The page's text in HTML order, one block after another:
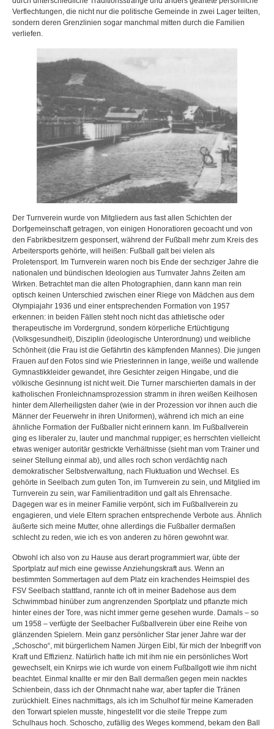
Verflechtungen, die nicht nur die politische Gemeinde in zwei Lager teilten,
sondern deren Grenzlinien sogar manchmal mitten durch die Familien
verliefen.
Der Turnverein wurde von Mitgliedern aus fast allen Schichten der
Dorfgemeinschaft getragen, von einigen Honoratioren gecoacht und von
den Fabrikbesitzern gesponsert, während der Fußball mehr zum Kreis des
Arbeitersports gehörte, will heißen: Fußball galt bei vielen als
Proletensport. Im Turnverein waren noch bis Ende der sechziger Jahre die
nationalen und bündischen Ideologien aus Turnvater Jahns Zeiten am
Wirken. Betrachtet man die alten Photographien, dann kann man rein
optisch keinen Unterschied zwischen einer Riege von Mädchen aus dem
Olympiajahr 1936 und einer entsprechenden Formation von 1957
erkennen: in beiden Fällen steht noch nicht das athletische oder
therapeutische im Vordergrund, sondern körperliche Ertüchtigung
(Volksgesundheit), Disziplin (ideologische Unterordnung) und weibliche
Schönheit (die Frau ist die Gefährtin des kämpfenden Mannes). Die jungen
Frauen auf den Fotos sind wie Priesterinnen in lange, weiße und wallende
Gymnastikkleider gewandet, ihre Gesichter zeigen Hingabe, und die
völkische Gesinnung ist nicht weit. Die Turner marschierten damals in der
katholischen Fronleichnamsprozession stramm in ihren weißen Keilhosen
hinter dem Allerheiligsten daher (wie in der Prozession vor ihnen auch die
Männer der Feuerwehr in ihren Uniformen), während ich mich an eine
ähnliche Formation der Fußballer nicht erinnern kann. Im Fußballverein
ging es liberaler zu, lauter und manchmal ruppiger; es herrschten vielleicht
etwas weniger autoritär gestrickte Verhältnisse (sieht man vom Trainer und
seiner Stellung einmal ab), und alles roch schon verdächtig nach
demokratischer Selbstverwaltung, nach Fluktuation und Wechsel. Es
gehörte in Seelbach zum guten Ton, im Turnverein zu sein, und Mitglied im
Turnverein zu sein, war Familientradition und galt als Ehrensache.
Dagegen war es in meiner Familie verpönt, sich im Fußballverein zu
engagieren, und viele Eltern sprachen entsprechende Verbote aus. Ähnlich
äußerte sich meine Mutter, ohne allerdings die Fußballer dermaßen
schlecht zu reden, wie ich es von anderen zu hören gewohnt war.
Obwohl ich also von zu Hause aus derart programmiert war, übte der
Sportplatz auf mich eine gewisse Anziehungskraft aus. Wenn an
bestimmten Sommertagen auf dem Platz ein krachendes Heimspiel des
FSV Seelbach stattfand, rannte ich oft in meiner Badehose aus dem
Schwimmbad hinüber zum angrenzenden Sportplatz und pflanzte mich
hinter eines der Tore, was nicht immer gerne gesehen wurde. Damals – so
um 1958 – verfügte der Seelbacher Fußballverein über eine Reihe von
glänzenden Spielern. Mein ganz persönlicher Star jener Jahre war der
„Schoscho“, mit bürgerlichem Namen Jürgen Eibl, für mich der Inbegriff von
Kraft und Effizienz. Natürlich hatte ich mit ihm nie ein persönliches Wort
gewechselt, ein Knirps wie ich wurde von einem Fußballgott wie ihm nicht
beachtet. Einmal knallte er mir den Ball dermaßen gegen mein nacktes
Schienbein, dass ich der Ohnmacht nahe war, aber tapfer die Tränen
zurückhielt. Eines nachmittags, als ich im Schulhof für meine Kameraden
den Torwart spielen musste, hingestellt vor die steile Treppe zum
Schulhaus hoch. Schoscho, zufällig des Weges kommend, bekam den Ball